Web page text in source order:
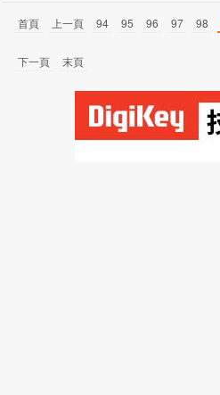
首頁 上一頁 94 95 96 97 98
下一頁
末頁